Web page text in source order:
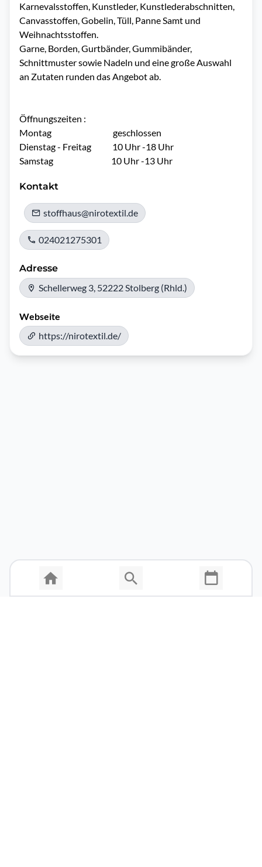
Karnevalsstoffen, Kunstleder, Kunstlederabschnitten,
Canvasstoffen, Gobelin, Tüll, Panne Samt und
Weihnachtsstoffen.
Garne, Borden, Gurtbänder, Gummibänder,
Schnittmuster sowie Nadeln und eine große Auswahl
an Zutaten runden das Angebot ab.
Öffnungszeiten :
Montag                                   geschlossen
Dienstag - Freitag            10 Uhr -18 Uhr
Samstag                                 10 Uhr -13 Uhr
Kontakt
stoffhaus@nirotextil.de
024021275301
Adresse
Schellerweg 3, 52222 Stolberg (Rhld.)
Webseite
https://nirotextil.de/